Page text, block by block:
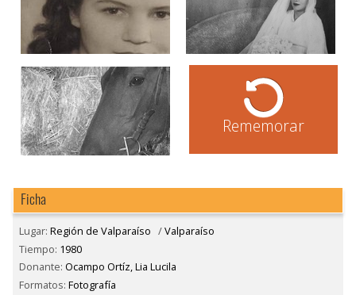
Rememorar
Ficha
Lugar: Región de Valparaíso /Valparaíso
Tiempo: 1980
Donante: Ocampo Ortíz, Lia Lucila
Formatos: Fotografía